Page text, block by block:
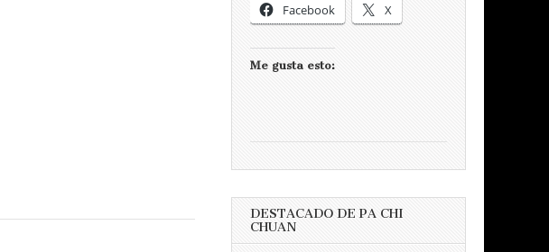
Facebook X
Me gusta esto:
DESTACADO DE PA CHI
CHUAN